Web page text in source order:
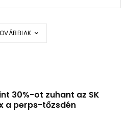
30%-ot zuhant az SK
a perps-tőzsdén